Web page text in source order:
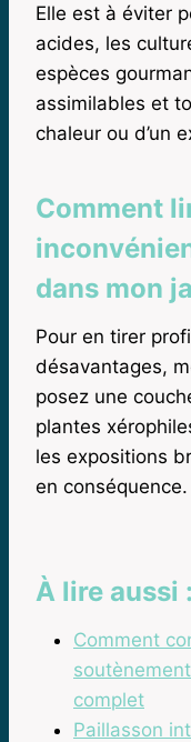
Elle est à éviter
acides, les
espèces
assimilables et
chaleur ou d’un
Comment
dans mon
Pour en tirer
désavantages,
posez une
plantes
les expositions
en conséquence.
À lire aussi :
Comment
complet
Paillasson